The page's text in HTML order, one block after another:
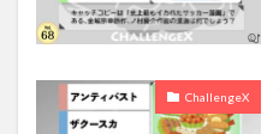
ChallengeX